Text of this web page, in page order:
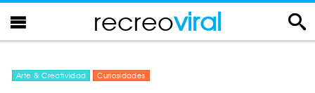
recreoviral
Arte & Creatividad Curiosidades